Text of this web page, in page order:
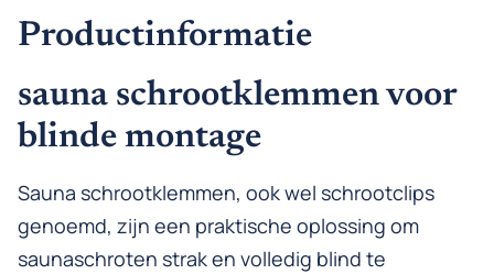
Productinformatie
sauna schrootklemmen voor
blinde montage
Sauna schrootklemmen, ook wel schrootclips
genoemd, zijn een praktische oplossing om
saunaschroten strak en volledig blind te